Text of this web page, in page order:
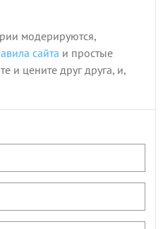
модерируются,
сайта и простые
и цените друг друга, и,